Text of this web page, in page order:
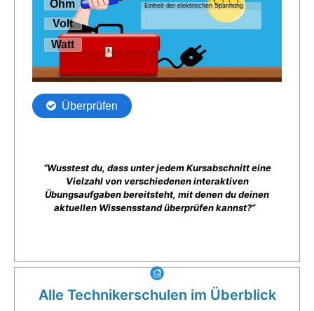
“Wusstest du, dass unter jedem Kursabschnitt eine
Vielzahl von verschiedenen interaktiven
Übungsaufgaben bereitsteht, mit denen du deinen
aktuellen Wissensstand überprüfen kannst?”
Alle Technikerschulen im Überblick